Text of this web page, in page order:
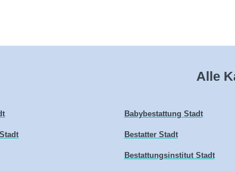
Alle
Babybestattung Stadt
Bestatter Stadt
Bestattungsinstitut Stadt